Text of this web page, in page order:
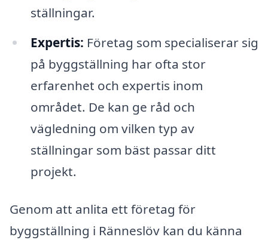
ställningar.
Expertis: Företag som specialiserar sig
på byggställning har ofta stor
erfarenhet och expertis inom
området. De kan ge råd och
vägledning om vilken typ av
ställningar som bäst passar ditt
projekt.
Genom att anlita ett företag för
byggställning i Ränneslöv kan du känna